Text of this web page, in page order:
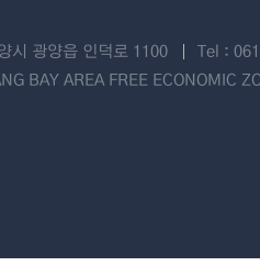
시 광양읍 인덕로 1100
Tel :
BAY AREA FREE ECONOMIC